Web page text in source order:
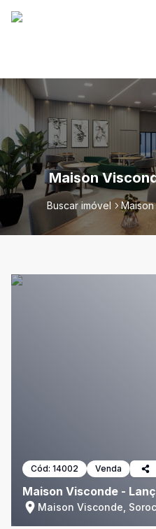
Maison
Buscar imóvel
Cód: 14002 Venda
Maison Visconde -
Maison Visconde,